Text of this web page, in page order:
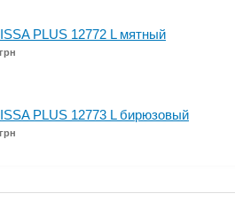
PLUS 12772 L мятный
PLUS 12773 L бирюзовый